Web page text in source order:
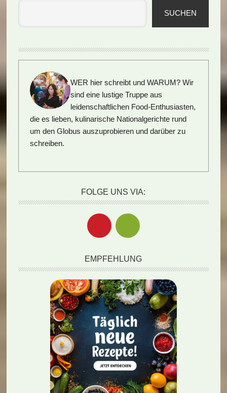
SUCHEN
WER hier schreibt und WARUM? Wir
sind eine lustige Truppe aus
leidenschaftlichen Food-Enthusiasten,
die es lieben, kulinarische Nationalgerichte rund
um den Globus auszuprobieren und darüber zu
schreiben.
FOLGE UNS VIA:
EMPFEHLUNG